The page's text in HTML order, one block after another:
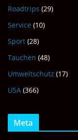
Roadtrips (29)
Service (10)
Sport (28)
Tauchen (48)
Umweltschutz (17)
USA (366)
Meta